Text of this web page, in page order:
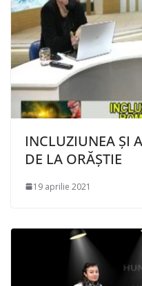
INCLUZIUNEA ȘI
DE LA ORĂȘTIE
19 aprilie 2021